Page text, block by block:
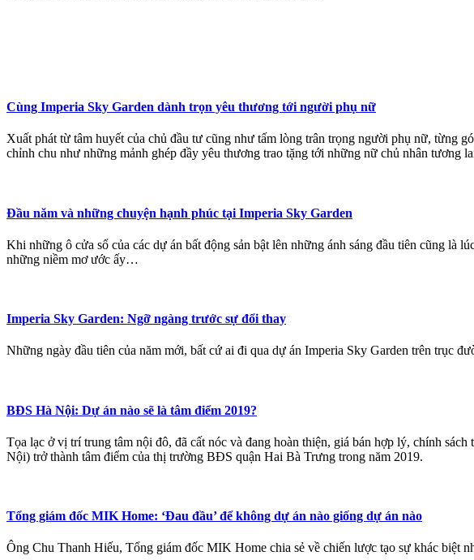
Cùng Imperia Sky Garden dành trọn yêu thương tới người phụ nữ
Xuất phát từ tâm huyết của chủ đầu tư cũng như tấm lòng trân trọng người phụ nữ, từng
chỉnh chu như những mảnh ghép đầy yêu thương trao tặng tới những nữ chủ nhân tương
Đầu năm và những chuyện hạnh phúc tại Imperia Sky Garden
Khi những ô cửa sổ của các dự án bất động sản bật lên những ánh sáng đầu tiên cũng là
những niềm mơ ước ấy…
Imperia Sky Garden: Ngỡ ngàng trước sự đổi thay
Những ngày đầu tiên của năm mới, bất cứ ai đi qua dự án Imperia Sky Garden trên trục
BĐS Hà Nội: Dự án nào sẽ là tâm điểm 2019?
Tọa lạc ở vị trí trung tâm nội đô, đã cất nóc và đang hoàn thiện, giá bán hợp lý, chính
Nội) trở thành tâm điểm của thị trường BĐS quận Hai Bà Trưng trong năm 2019.
Tổng giám đốc MIK Home: ‘Đau đầu’ để không dự án nào giống dự án nào
Ông Chu Thanh Hiếu, Tổng giám đốc MIK Home chia sẻ về chiến lược tạo sự khác biệt